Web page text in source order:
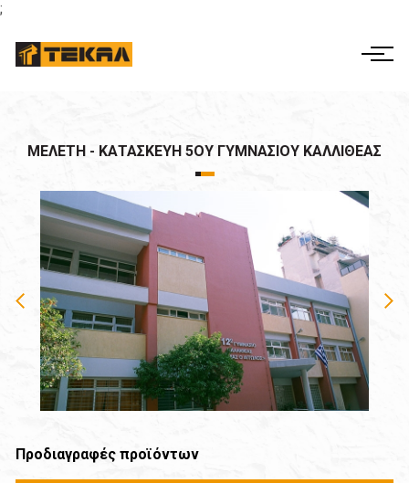
;
ΕΛ EN
ΕΤΑΙΡΙΚΗ ΔΙΑΚΥΒΕΡΝΗΣΗ
ΕΡΓΑ
ΟΙΚΟΝΟΜΙΚΑ ΣΤΟΙΧΕΙΑ
ΕΠΙΚΟΙΝΩΝΊΑ
ΜΕΛΈΤΗ - ΚΑΤΑΣΚΕΥΉ 5ΟΥ ΓΥΜΝΑΣΊΟΥ ΚΑΛΛΙΘΈΑΣ
Προδιαγραφές προϊόντων